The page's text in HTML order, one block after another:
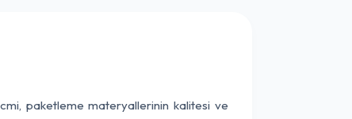
paketleme materyallerinin kalitesi ve